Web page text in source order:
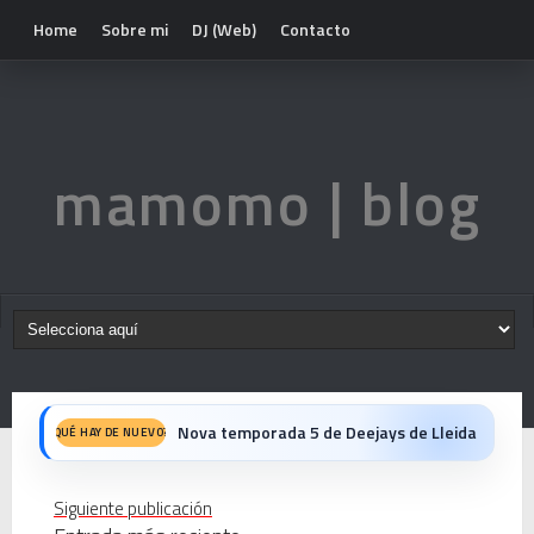
Home Sobre mi DJ (Web) Contacto
mamomo | blog
QUÉ HAY DE NUEVO? Nova temporada 5 de Deejays de Lleida
Siguiente publicación